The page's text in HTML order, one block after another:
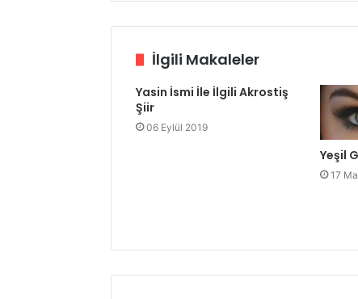
İlgili Makaleler
Yasin İsmi İle İlgili Akrostiş
Şiir
06 Eylül 2019
Yeşil
17